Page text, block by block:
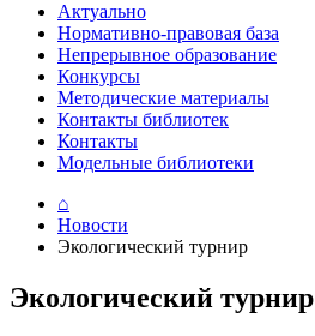
Актуально
Нормативно-правовая база
Непрерывное образование
Конкурсы
Методические материалы
Контакты библиотек
Контакты
Модельные библиотеки
⌂
Новости
Экологический турнир
Экологический турнир